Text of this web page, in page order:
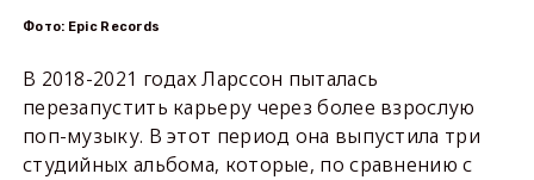
Фото: Epic Records
В 2018-2021 годах Ларссон пыталась
перезапустить карьеру через более взрослую
поп-музыку. В этот период она выпустила три
студийных альбома, которые, по сравнению с